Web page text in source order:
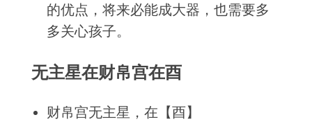
的优点，将来必能成大器，也需要多
多关心孩子。
无主星在财帛宫在酉
财帛宫无主星，在【酉】